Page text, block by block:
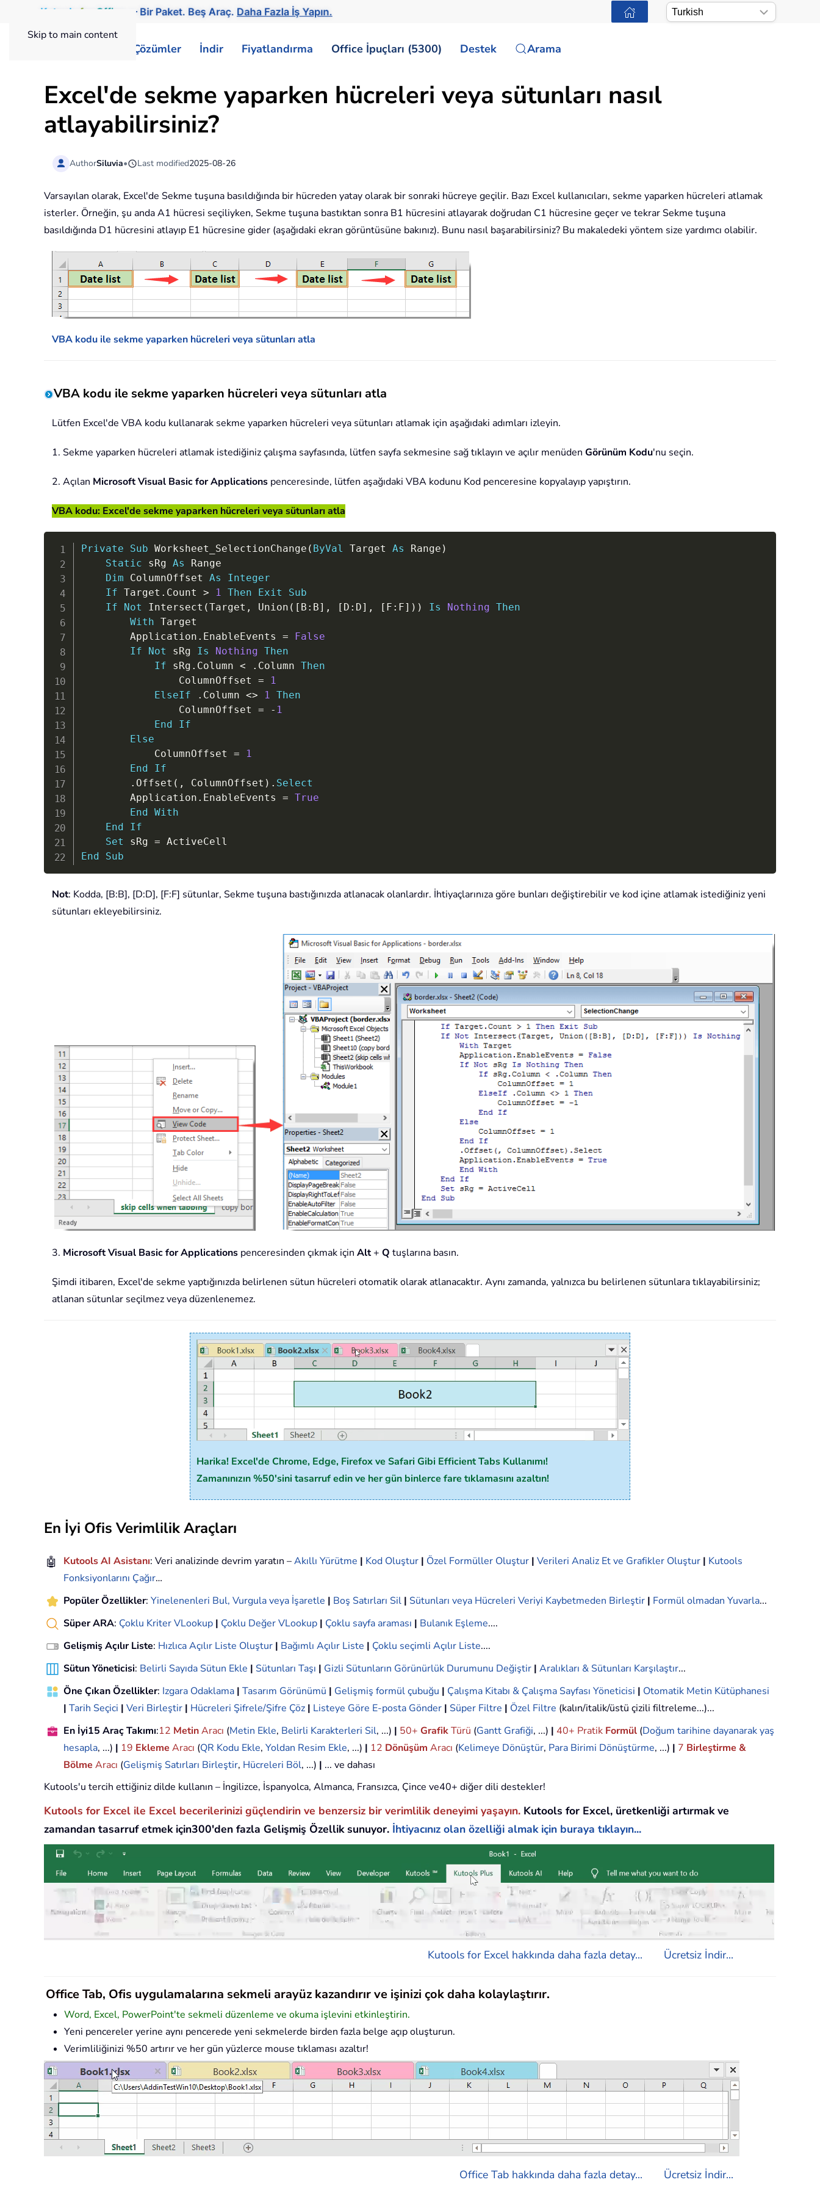
Skip to main content
Kutools for Office — Bir Paket. Beş Araç. Daha Fazla İş Yapın.
Çözümler İndir Fiyatlandırma Office İpuçları (5300) Destek Arama
Excel'de sekme yaparken hücreleri veya sütunları nasıl
atlayabilirsiniz?
AuthorSiluvia• Last modified2025-08-26
Varsayılan olarak, Excel'de Sekme tuşuna basıldığında bir hücreden yatay olarak bir sonraki hücreye geçilir. Bazı Excel kullanıcıları, sekme yaparken hücreleri atlamak
isterler. Örneğin, şu anda A1 hücresi seçiliyken, Sekme tuşuna bastıktan sonra B1 hücresini atlayarak doğrudan C1 hücresine geçer ve tekrar Sekme tuşuna
basıldığında D1 hücresini atlayıp E1 hücresine gider (aşağıdaki ekran görüntüsüne bakınız). Bunu nasıl başarabilirsiniz? Bu makaledeki yöntem size yardımcı olabilir.
VBA kodu ile sekme yaparken hücreleri veya sütunları atla
VBA kodu ile sekme yaparken hücreleri veya sütunları atla
Lütfen Excel'de VBA kodu kullanarak sekme yaparken hücreleri veya sütunları atlamak için aşağıdaki adımları izleyin.
1. Sekme yaparken hücreleri atlamak istediğiniz çalışma sayfasında, lütfen sayfa sekmesine sağ tıklayın ve açılır menüden Görünüm Kodu'nu seçin.
2. Açılan Microsoft Visual Basic for Applications penceresinde, lütfen aşağıdaki VBA kodunu Kod penceresine kopyalayıp yapıştırın.
VBA kodu: Excel'de sekme yaparken hücreleri veya sütunları atla
Private Sub Worksheet_SelectionChange ( ByVal Target As Range )
Static sRg As Range
Dim ColumnOffset As
Integer
If Target . Count > 1 Then Exit
Sub
If
Not Intersect (Target , Union ( [B : B] , [D : D] , [F : F] ) ) Is Nothing Then
With Target
        Application
. EnableEvents =
False
If
Not sRg Is Nothing Then
If sRg . Column < . Column Then
                ColumnOffset
=
1
ElseIf
. Column <> 1 Then
                ColumnOffset
= - 1
End
If
Else
            ColumnOffset
=
1
End
If
. Offset ( , ColumnOffset ) . Select
        Application
. EnableEvents = True
End
With
End
If
Set sRg =
End
Sub
Not: Kodda, [B:B], [D:D], [F:F] sütunlar, Sekme tuşuna bastığınızda atlanacak olanlardır. İhtiyaçlarınıza göre bunları değiştirebilir ve kod içine atlamak istediğiniz yeni
sütunları ekleyebilirsiniz.
3. Microsoft Visual Basic for Applications penceresinden çıkmak için Alt+ Q tuşlarına basın.
Şimdi itibaren, Excel'de sekme yaptığınızda belirlenen sütun hücreleri otomatik olarak atlanacaktır. Aynı zamanda, yalnızca bu belirlenen sütunlara tıklayabilirsiniz;
atlanan sütunlar seçilmez veya düzenlenemez.
Harika! Excel'de Chrome, Edge, Firefox ve Safari Gibi Efficient Tabs Kullanımı!
Zamanınızın %50'sini tasarruf edin ve her gün binlerce fare tıklamasını azaltın!
En İyi Ofis Verimlilik Araçları
🤖 Kutools AI Asistanı: Veri analizinde devrim yaratın –Akıllı Yürütme | Kod Oluştur | Özel Formüller Oluştur | Verileri Analiz Et ve Grafikler Oluştur | Kutools
Fonksiyonlarını Çağır…
Popüler Özellikler: Yinelenenleri Bul, Vurgula veya İşaretle | Boş Satırları Sil | Sütunları veya Hücreleri Veriyi Kaybetmeden Birleştir | Formül olmadan Yuvarla...
Süper ARA: Çoklu Kriter VLookup | Çoklu Değer VLookup | Çoklu sayfa araması | Bulanık Eşleme....
Gelişmiş Açılır Liste: Hızlıca Açılır Liste Oluştur | Bağımlı Açılır Liste | Çoklu seçimli Açılır Liste....
Sütun Yöneticisi: Belirli Sayıda Sütun Ekle | Sütunları Taşı | Gizli Sütunların Görünürlük Durumunu Değiştir | Aralıkları & Sütunları Karşılaştır...
Öne Çıkan Özellikler: Izgara Odaklama | Tasarım Görünümü | Gelişmiş formül çubuğu | Çalışma Kitabı & Çalışma Sayfası Yöneticisi | Otomatik Metin Kütüphanesi
| Tarih Seçici | Veri Birleştir | Hücreleri Şifrele/Şifre Çöz | Listeye Göre E-posta Gönder | Süper Filtre | Özel Filtre (kalın/italik/üstü çizili filtreleme...)...
En İyi15 Araç Takımı:12 MetinAracı (Metin Ekle, Belirli Karakterleri Sil, ...) | 50+ GrafikTürü (Gantt Grafiği, ...) | 40+ Pratik Formül (Doğum tarihine dayanarak yaş
hesapla, ...) | 19 Ekleme Aracı (QR Kodu Ekle, Yoldan Resim Ekle, ...) | 12 Dönüşüm Aracı (Kelimeye Dönüştür, Para Birimi Dönüştürme, ...) | 7 Birleştirme &
Bölme Aracı (Gelişmiş Satırları Birleştir, Hücreleri Böl, ...) | ... ve dahası
Kutools'u tercih ettiğiniz dilde kullanın – İngilizce, İspanyolca, Almanca, Fransızca, Çince ve40+ diğer dili destekler!
Kutools for Excel ile Excel becerilerinizi güçlendirin ve benzersiz bir verimlilik deneyimi yaşayın. Kutools for Excel, üretkenliği artırmak ve
zamandan tasarruf etmek için300'den fazla Gelişmiş Özellik sunuyor. İhtiyacınız olan özelliği almak için buraya tıklayın...
Kutools for Excel hakkında daha fazla detay... Ücretsiz İndir...
Office Tab, Ofis uygulamalarına sekmeli arayüz kazandırır ve işinizi çok daha kolaylaştırır.
Word, Excel, PowerPoint'te sekmeli düzenleme ve okuma işlevini etkinleştirin.
Yeni pencereler yerine aynı pencerede yeni sekmelerde birden fazla belge açıp oluşturun.
Verimliliğinizi %50 artırır ve her gün yüzlerce mouse tıklaması azaltır!
Office Tab hakkında daha fazla detay... Ücretsiz İndir...